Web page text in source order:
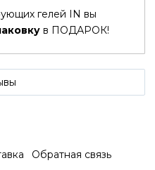
гелей IN вы
в ПОДАРОК!
Обратная связь